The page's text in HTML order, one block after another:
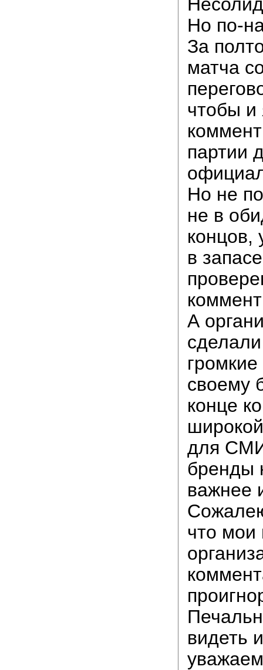
Но по-
За
матча
чтобы и
партии
Но не
не в
концов,
в
А
своему
конце
для
бренды
важнее
что мои
видеть